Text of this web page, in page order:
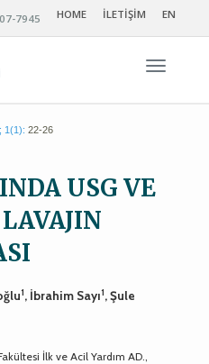
7945 HOME İLETİŞİM EN
1(1): 22-26
USG VE
1, İbrahim Sayı1, Şule
İlk ve Acil Yardım AD.,